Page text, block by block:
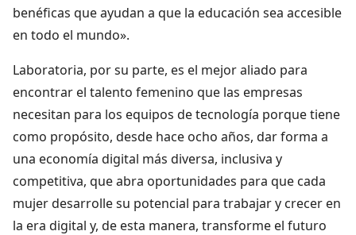
benéficas que ayudan a que la educación sea accesible
en todo el mundo».
Laboratoria, por su parte, es el mejor aliado para
encontrar el talento femenino que las empresas
necesitan para los equipos de tecnología porque tiene
como propósito, desde hace ocho años, dar forma a
una economía digital más diversa, inclusiva y
competitiva, que abra oportunidades para que cada
mujer desarrolle su potencial para trabajar y crecer en
la era digital y, de esta manera, transforme el futuro